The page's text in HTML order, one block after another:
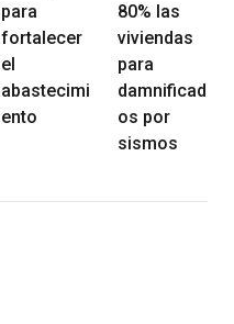
para
fortalecer
el
abastecimi
ento
80% las
viviendas
para
damnificad
os por
sismos